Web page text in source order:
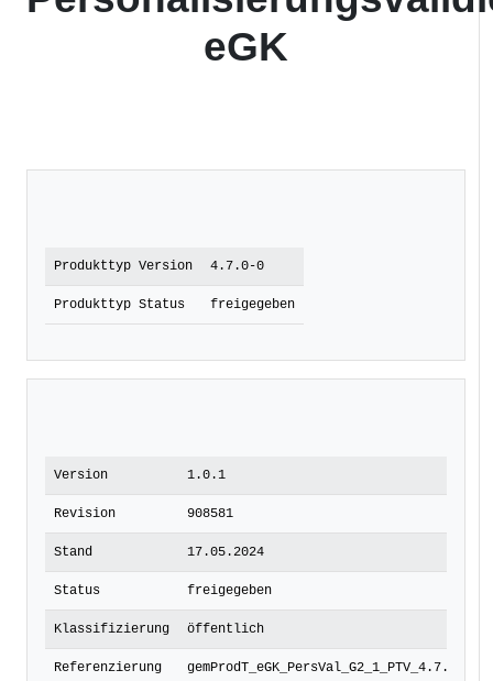
eGK
Produkttyp Version 4.7.0-0
Produkttyp Status freigegeben
Version 1.0.1
Revision 908581
Stand 17.05.2024
Status freigegeben
Klassifizierung öffentlich
Referenzierung gemProdT_eGK_PersVal_G2_1_PTV_4.7.0-0